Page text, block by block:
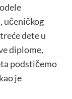
učeničkog
dete u
diplome,
podstičemo
je